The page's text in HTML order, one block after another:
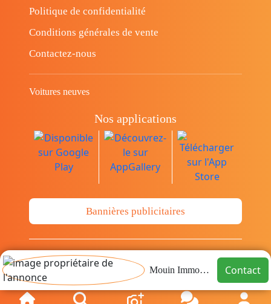
Mouin Immobilier Contact
Politique de confidentialité
Conditions générales de vente
Contactez-nous
Voitures neuves
Nos applications
Bannières publicitaires
© Copyright 2014-2026 Cava.tn Limited Tous
les droits sont réservés.